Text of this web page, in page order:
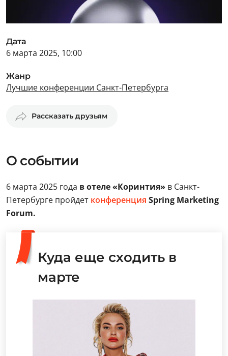
Дата
6 марта 2025, 10:00
Жанр
Лучшие конференции Санкт-Петербурга
Рассказать друзьям
О событии
6 марта 2025 года в отеле «Коринтия» в Санкт-
Петербурге пройдет конференция Spring Marketing
Forum.
Куда еще сходить в
марте